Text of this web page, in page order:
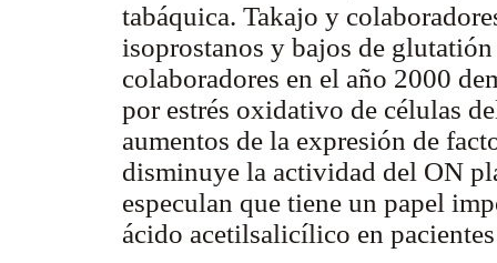
tabáquica. Takajo y
isoprostanos y bajos de
colaboradores en el año 2000
por estrés oxidativo de células
aumentos de la expresión de
disminuye la actividad del ON
especulan que tiene un papel
ácido acetilsalicílico en